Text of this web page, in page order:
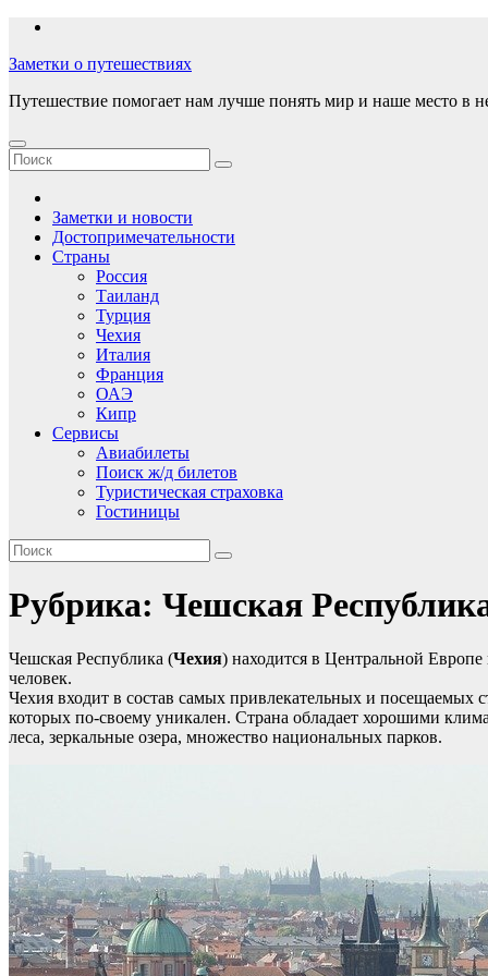
Перейти
содержимому
Заметки о путешествиях
Путешествие помогает нам лучше понять мир и наше место в
Заметки и новости
Достопримечательности
Страны
Россия
Таиланд
Турция
Чехия
Италия
Франция
ОАЭ
Кипр
Сервисы
Авиабилеты
Поиск ж/д билетов
Туристическая страховка
Гостиницы
Рубрика: Чешская
Чешская Республика (Чехия) находится в Центральной
человек.
Чехия входит в состав самых привлекательных и посещаемых
которых по-своему уникален. Страна обладает хорошими
леса, зеркальные озера, множество национальных парков.